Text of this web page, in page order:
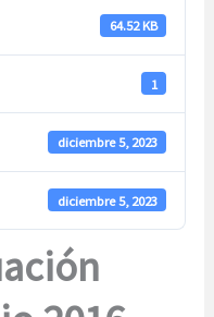
64.52 KB
1
diciembre 5, 2023
diciembre 5, 2023